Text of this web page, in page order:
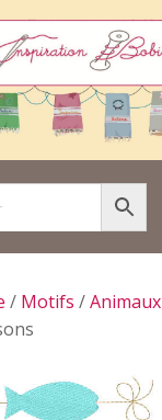
/ Motifs /Animaux